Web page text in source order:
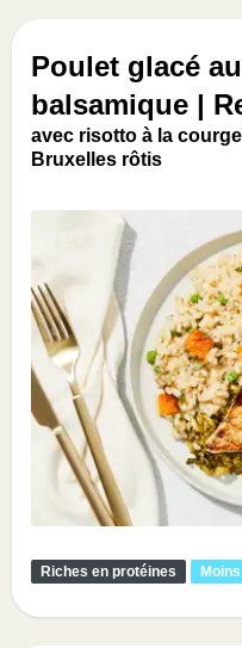
Poulet glacé
balsamique |
avec risotto à la
Bruxelles rôtis
Riches en protéines